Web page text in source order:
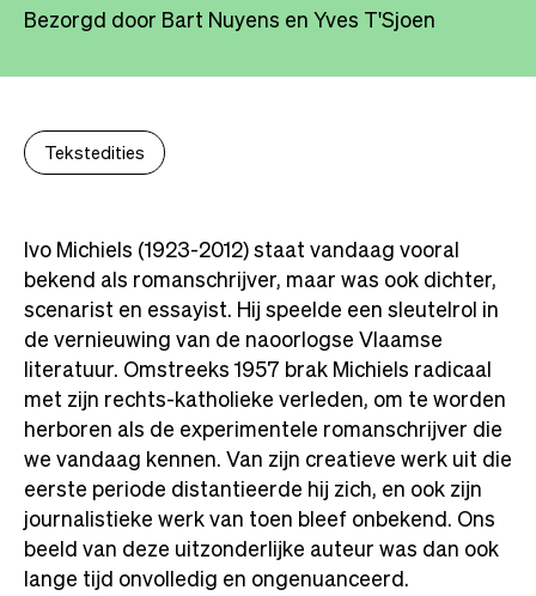
Bezorgd door Bart Nuyens en Yves T'Sjoen
Tekstedities
Ivo Michiels (1923-2012) staat vandaag vooral
bekend als romanschrijver, maar was ook dichter,
scenarist en essayist. Hij speelde een sleutelrol in
de vernieuwing van de naoorlogse Vlaamse
literatuur. Omstreeks 1957 brak Michiels radicaal
met zijn rechts-katholieke verleden, om te worden
herboren als de experimentele romanschrijver die
we vandaag kennen. Van zijn creatieve werk uit die
eerste periode distantieerde hij zich, en ook zijn
journalistieke werk van toen bleef onbekend. Ons
beeld van deze uitzonderlijke auteur was dan ook
lange tijd onvolledig en ongenuanceerd.